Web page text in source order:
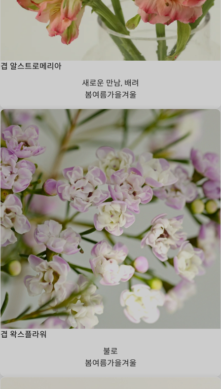
겹 알스트로메리아
새로운 만남, 배려
봄여름가을겨울
겹 왁스플라워
불로
봄여름가을겨울